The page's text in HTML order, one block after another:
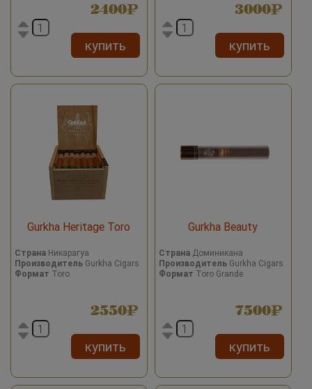
2400
купить
3000
купить
Gurkha Heritage Toro
Страна Никарагуа
Производитель Gurkha Cigars
Формат Toro
2550
купить
Gurkha Beauty
СтранаДоминикана
ПроизводительGurkha Cigars
Формат Toro Grande
7500
купить